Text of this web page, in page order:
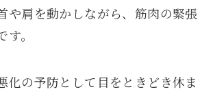
や肩を動かしながら、筋肉の緊張
。
化の予防として目をときどき休ま